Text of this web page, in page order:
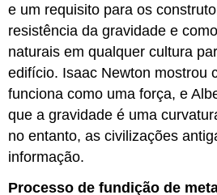
e um requisito para os
resistência da gravidade e
naturais em qualquer cultura
edifício. Isaac Newton mostrou
funciona como uma força, e
que a gravidade é uma
no entanto, as civilizações
informação.
Processo de fundição de